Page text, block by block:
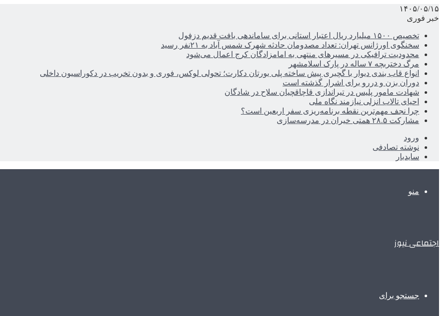
۱۴۰۵/۰۵/۱۵
خبر فوری
تخصیص ۱۵۰۰ میلیارد ریال اعتبار استانی برای ساماندهی بافت قدیم دزفول
سخنگوی اورژانس تهران: تعداد مصدومان حادثه شهرک شمس آباد به ۲۱نفر رسید
محدودیت ترافیکی در مسیرهای منتهی به امامزادگان کرج اعمال می‌شود
مرگ دختربچه ۷ ساله در پارک اسلامشهر
انواع قاب بندی دیوار با گچبری پیش ساخته پلی یورتان دکارت؛ تحولی لوکس، فوری و بدون تخریب در دکوراسیون داخلی
دوران بزن و دررو برای اشرار گذشته است
شهادت مامور پلیس در تیراندازی قاچاقچیان سلاح در شادگان
احیای تالاب انزلی نیازمند نگاه ملی
چرا نجف مهم‌ترین نقطه برنامه‌ریزی سفر اربعین است؟
مشارکت ۲۸.۵ همتی خیران در مدرسه‌سازی
ورود
نوشته تصادفی
سایدبار
منو
اجتماعی نیوز
جستجو برای